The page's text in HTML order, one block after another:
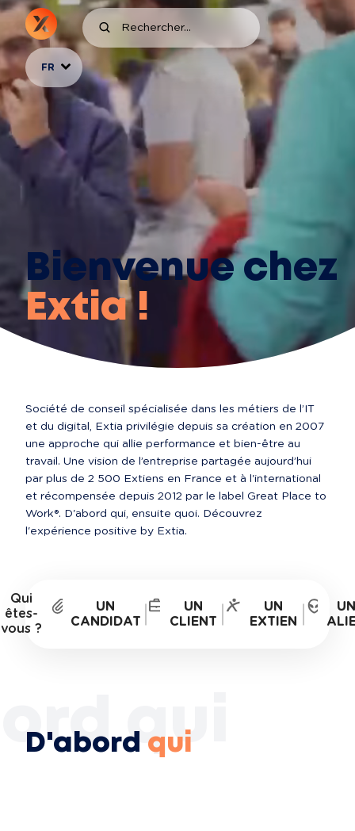
FR
Bienvenue chez
Extia !
Société de conseil spécialisée dans les métiers de l’IT
et du digital, Extia privilégie depuis sa création en 2007
une approche qui allie performance et bien-être au
travail. Une vision de l’entreprise partagée aujourd’hui
par plus de 2 500 Extiens en France et à l'international
et récompensée depuis 2012 par le label Great Place to
Work®. D'abord qui, ensuite quoi. Découvrez
Qui
êtes-
vous ?
UN
CANDIDAT
UN
CLIENT
UN
EXTIEN
qui
D'abord qui